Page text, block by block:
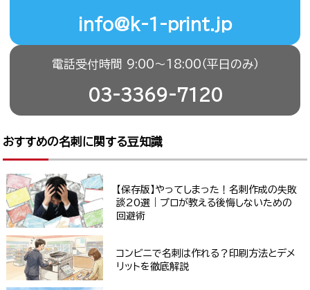
info@k-1-print.jp
電話受付時間 9:00〜18:00（平日のみ）
03-3369-7120
おすすめの名刺に関する豆知識
【保存版】やってしまった！名刺作成の失敗
談20選｜プロが教える後悔しないための
回避術
コンビニで名刺は作れる？印刷方法とデメ
リットを徹底解説